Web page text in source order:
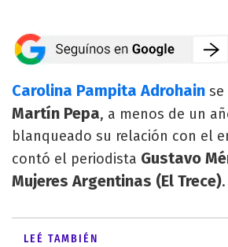
Carolina Pampita Adrohain se
Martín Pepa, a menos de un
blanqueado su relación con el
contó el periodista Gustavo
Mujeres Argentinas (El Trece).
LEÉ TAMBIÉN